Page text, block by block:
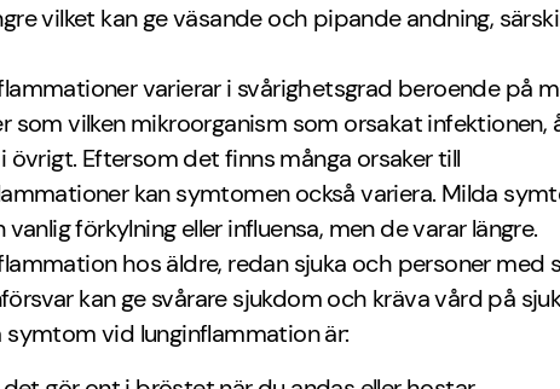
vilket kan ge väsande och pipande andning,
varierar i svårighetsgrad beroende på
som vilken mikroorganism som orsakat infektionen,
övrigt. Eftersom det finns många orsaker till
kan symtomen också variera. Milda
vanlig förkylning eller influensa, men de varar längre.
hos äldre, redan sjuka och personer med
kan ge svårare sjukdom och kräva vård på
symtom vid lunginflammation är: